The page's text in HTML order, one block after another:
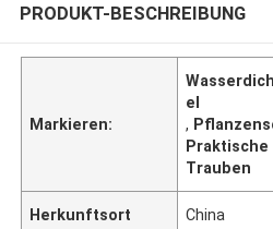
PRODUKT-BESCHREIBUNG
Markieren:
el
,
Praktische
Trauben
Herkunftsort China